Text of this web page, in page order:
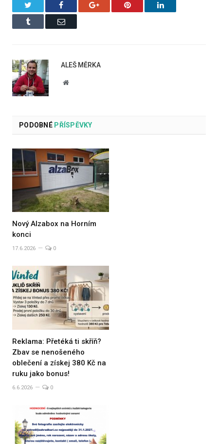
Facebook Google+ Pinterest LinkedIn
Tumblr Email
ALEŠ MĚRKA
Website
PODOBNÉPŘÍSPĚVKY
Nový Alzabox na Horním
konci
17.6.2026 0
Reklama: Přetéká ti skříň?
Zbav se nenošeného
oblečení a získej 380 Kč na
ruku jako bonus!
6.6.2026 0